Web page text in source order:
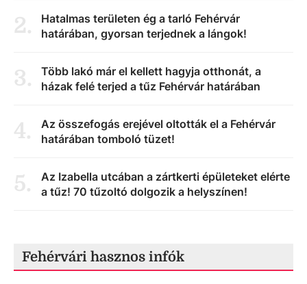
2.
Hatalmas területen ég a tarló Fehérvár
határában, gyorsan terjednek a lángok!
3.
Több lakó már el kellett hagyja otthonát, a
házak felé terjed a tűz Fehérvár határában
4.
Az összefogás erejével oltották el a Fehérvár
határában tomboló tüzet!
5.
Az Izabella utcában a zártkerti épületeket elérte
a tűz! 70 tűzoltó dolgozik a helyszínen!
Fehérvári hasznos infók